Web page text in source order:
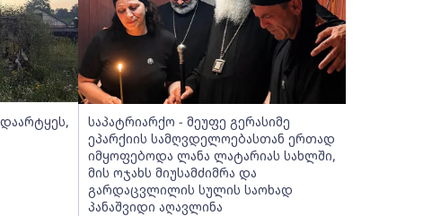
საპატრიარქო - მეუფე გერასიმე
ეპარქიის სამღვდელოებასთან ერთად
იმყოფებოდა ლანა ლატარიას სახლში,
მის ოჯახს მიუსამძიმრა და
გარდაცვლილის სულის საოხად
პანაშვიდი აღავლინა